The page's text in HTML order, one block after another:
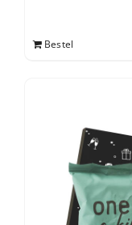
Bestel